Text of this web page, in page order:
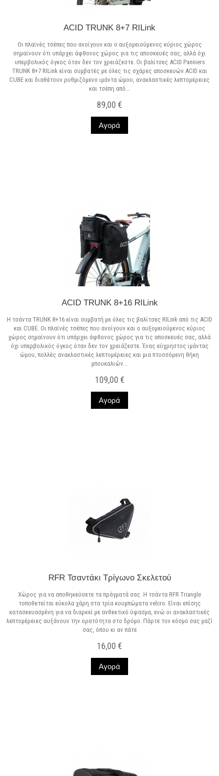
ACID TRUNK 8+7 RILink
Οι πλαϊνές τσέπες που ανοίγουν και o αυξομειούμενος κύριος χώρος
σημαίνουν ότι υπάρχει άφθονος χώρος για τις αποσκευές σας, αλλά όχι
υπερβολικός όγκος όταν δεν τον χρειάζεστε. Οι βαλίτσες ACID Panniers
TRUNK 8+7 RILink είναι συμβατές με όλες τις σχάρες αποσκευών ACID και
CUBE και διαθέτουν ρυθμιζόμενο ιμάντα ώμου, ανακλαστικές λεπτομέρειες
και τσέπη από...
89,00 €
Αγορά
ACID TRUNK 8+16 RILink
Η τσάντα TRUNK 8+16 είναι συμβατή με όλες τις βαλίτσες RILink από τις ACID
και CUBE. Οι πλαϊνές τσέπες που ανοίγουν και ο αυξομειούμενος κύριος
χώρος σημαίνουν ότι υπάρχει άφθονος χώρος για τις αποσκευές σας, αλλά
όχι υπερβολικός όγκος όταν δεν τον χρειάζεστε. Ένας εύχρηστος ιμάντας
ώμου, πολλές ανακλαστικές λεπτομέρειες και μια πτυσσόμενη θήκη
μπουκαλιών...
109,00 €
Αγορά
RFR Τσαντάκι Τρίγωνο Σκελετού
Χώρος για να αποθηκεύσετε τα πράγματά σας. Η τσάντα RFR Triangle
τοποθετείται εύκολα χάρη στα τρία κουμπώματα velcro. Είναι επίσης
κατασκευασμένη για να διαρκεί με ανθεκτικό ύφασμα, ενώ οι ανακλαστικές
λεπτομέρειες αυξάνουν την ορατότητα στο δρόμο. Πάρτε τον κόσμο σας μαζί
σας, όπου κι αν πάτε
16,00 €
Αγορά